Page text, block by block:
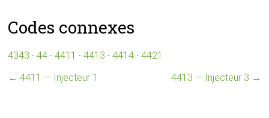
Codes connexes
4343 ·44 ·4411 ·4413 ·4414 ·4421
← 4411 — Injecteur 1 4413 — Injecteur 3 →